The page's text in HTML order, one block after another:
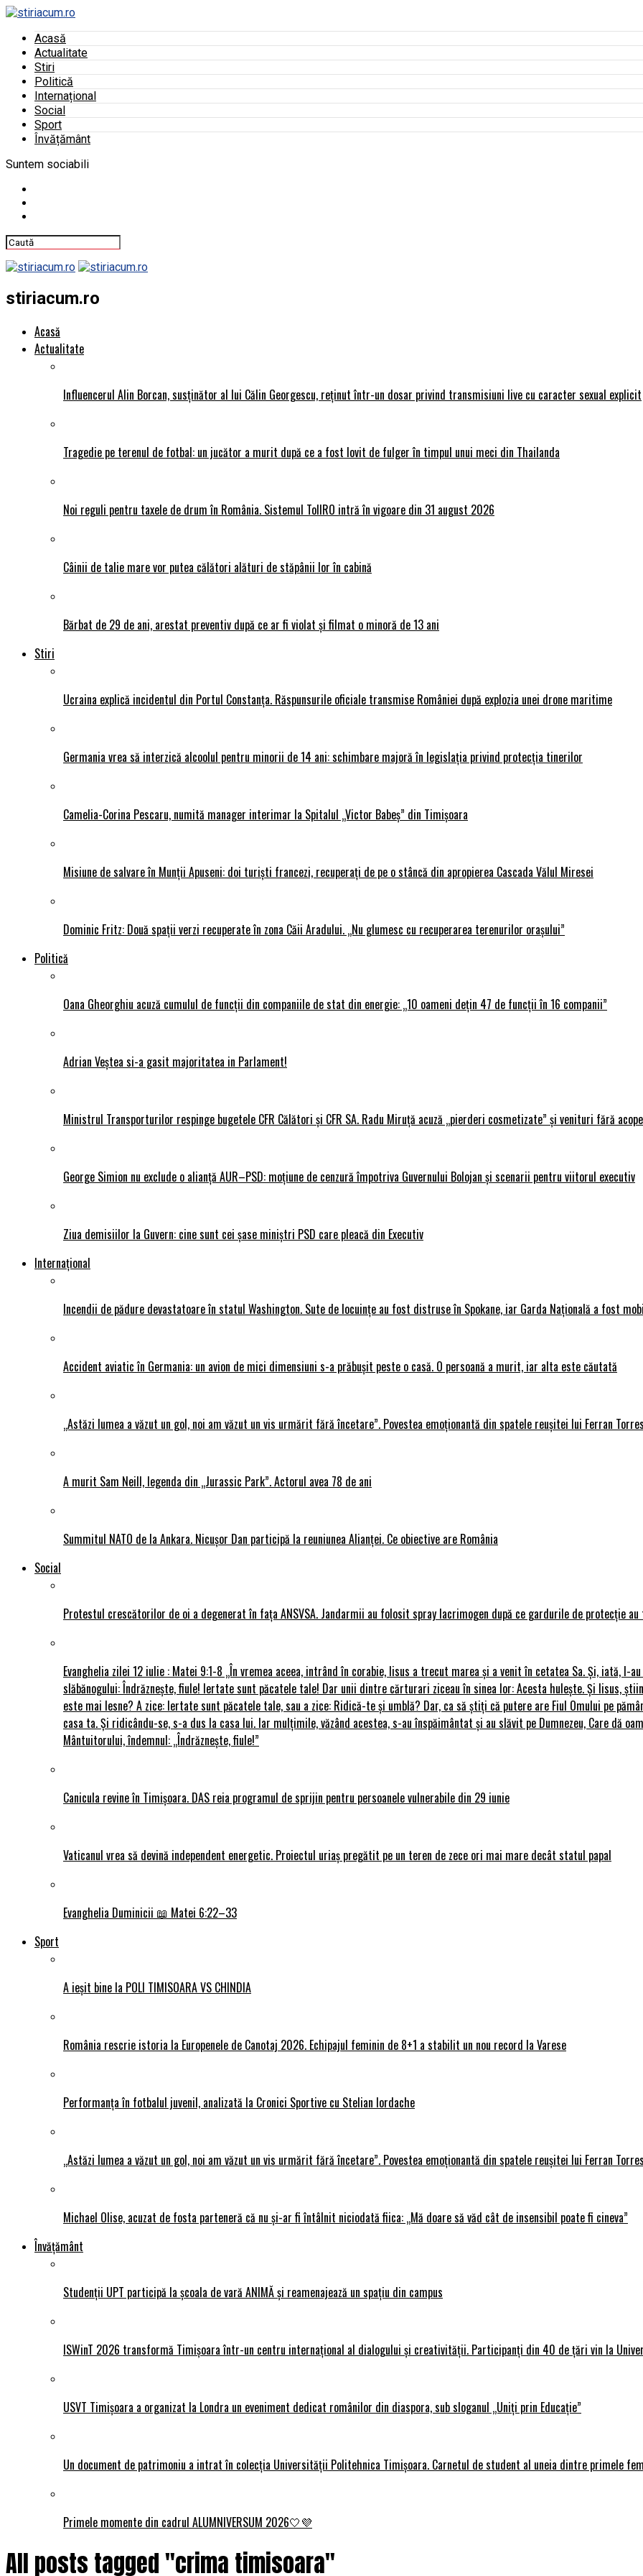
Acasă
Actualitate
Stiri
Politică
Internațional
Social
Sport
Învățământ
Suntem sociabili
stiriacum.ro
Acasă
Actualitate
Influencerul Alin Borcan, susținător al lui Călin Georgescu, reținut într-un dosar privind transmisiuni live cu caracter sexual explicit
Tragedie pe terenul de fotbal: un jucător a murit după ce a fost lovit de fulger în timpul unui meci din Thailanda
Noi reguli pentru taxele de drum în România. Sistemul TollRO intră în vigoare din 31 august 2026
Câinii de talie mare vor putea călători alături de stăpânii lor în cabină
Bărbat de 29 de ani, arestat preventiv după ce ar fi violat și filmat o minoră de 13 ani
Stiri
Ucraina explică incidentul din Portul Constanța. Răspunsurile oficiale transmise României după explozia unei drone maritime
Germania vrea să interzică alcoolul pentru minorii de 14 ani: schimbare majoră în legislația privind protecția tinerilor
Camelia-Corina Pescaru, numită manager interimar la Spitalul „Victor Babeș” din Timișoara
Misiune de salvare în Munții Apuseni: doi turiști francezi, recuperați de pe o stâncă din apropierea Cascada Vălul Miresei
Dominic Fritz: Două spații verzi recuperate în zona Căii Aradului. „Nu glumesc cu recuperarea terenurilor orașului”
Politică
Oana Gheorghiu acuză cumulul de funcții din companiile de stat din energie: „10 oameni dețin 47 de funcții în 16 companii”
Adrian Veștea si-a gasit majoritatea in Parlament!
Ministrul Transporturilor respinge bugetele CFR Călători și CFR SA. Radu Miruță acuză „pierderi cosmetizate” și venituri fără
George Simion nu exclude o alianță AUR–PSD: moțiune de cenzură împotriva Guvernului Bolojan și scenarii pentru viitorul executiv
Ziua demisiilor la Guvern: cine sunt cei șase miniștri PSD care pleacă din Executiv
Internațional
Incendii de pădure devastatoare în statul Washington. Sute de locuințe au fost distruse în Spokane, iar Garda Națională a fost
Accident aviatic în Germania: un avion de mici dimensiuni s-a prăbușit peste o casă. O persoană a murit, iar alta este căutată
„Astăzi lumea a văzut un gol, noi am văzut un vis urmărit fără încetare”. Povestea emoționantă din spatele reușitei lui Ferran
A murit Sam Neill, legenda din „Jurassic Park”. Actorul avea 78 de ani
Summitul NATO de la Ankara. Nicușor Dan participă la reuniunea Alianței. Ce obiective are România
Social
Protestul crescătorilor de oi a degenerat în fața ANSVSA. Jandarmii au folosit spray lacrimogen după ce gardurile de protecție
Evanghelia zilei 12 iulie : Matei 9:1-8 „În vremea aceea, intrând în corabie, Iisus a trecut marea și a venit în cetatea Sa. Și, iată, I-
slăbănogului: Îndrăznește, fiule! Iertate sunt păcatele tale! Dar unii dintre cărturari ziceau în sinea lor: Acesta hulește. Și Iisus,
este mai lesne? A zice: Iertate sunt păcatele tale, sau a zice: Ridică-te și umblă? Dar, ca să știți că putere are Fiul Omului pe
casa ta. Și ridicându-se, s-a dus la casa lui. Iar mulțimile, văzând acestea, s-au înspăimântat și au slăvit pe Dumnezeu, Care dă
Mântuitorului, îndemnul: „Îndrăznește, fiule!”
Canicula revine în Timișoara. DAS reia programul de sprijin pentru persoanele vulnerabile din 29 iunie
Vaticanul vrea să devină independent energetic. Proiectul uriaș pregătit pe un teren de zece ori mai mare decât statul papal
Evanghelia Duminicii 📖 Matei 6:22–33
Sport
A ieșit bine la POLI TIMISOARA VS CHINDIA
România rescrie istoria la Europenele de Canotaj 2026. Echipajul feminin de 8+1 a stabilit un nou record la Varese
Performanța în fotbalul juvenil, analizată la Cronici Sportive cu Stelian Iordache
„Astăzi lumea a văzut un gol, noi am văzut un vis urmărit fără încetare”. Povestea emoționantă din spatele reușitei lui Ferran
Michael Olise, acuzat de fosta parteneră că nu și-ar fi întâlnit niciodată fiica: „Mă doare să văd cât de insensibil poate fi cineva”
Învățământ
Studenții UPT participă la școala de vară ANIMĂ și reamenajează un spațiu din campus
ISWinT 2026 transformă Timișoara într-un centru internațional al dialogului și creativității. Participanți din 40 de țări vin la
USVT Timișoara a organizat la Londra un eveniment dedicat românilor din diaspora, sub sloganul „Uniți prin Educație”
Un document de patrimoniu a intrat în colecția Universității Politehnica Timișoara. Carnetul de student al uneia dintre primele
Primele momente din cadrul ALUMNIVERSUM 2026🤍💜
All posts tagged "crima timisoara"